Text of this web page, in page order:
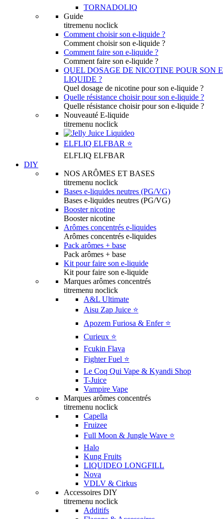
TORNADOLIQ
Guide
titremenu noclick
Comment choisir son e-liquide ?
Comment choisir son e-liquide ?
Comment faire son e-liquide ?
Comment faire son e-liquide ?
QUEL DOSAGE DE NICOTINE POUR SON
LIQUIDE ?
Quel dosage de nicotine pour son e-liquide ?
Quelle résistance choisir pour son e-liquide ?
Quelle résistance choisir pour son e-liquide ?
Nouveauté E-liquide
titremenu noclick
ELFLIQ ELFBAR ⭐️
ELFLIQ ELFBAR
DIY
NOS ARÔMES ET BASES
titremenu noclick
Bases e-liquides neutres (PG/VG)
Bases e-liquides neutres (PG/VG)
Booster nicotine
Booster nicotine
Arômes concentrés e-liquides
Arômes concentrés e-liquides
Pack arômes + base
Pack arômes + base
Kit pour faire son e-liquide
Kit pour faire son e-liquide
Marques arômes concentrés
titremenu noclick
A&L Ultimate
Aisu Zap Juice ⭐️
Apozem Furiosa & Enfer ⭐️
Curieux ⭐️
Fcukin Flava
Fighter Fuel ⭐️
Le Coq Qui Vape & Kyandi Shop
T-Juice
Vampire Vape
Marques arômes concentrés
titremenu noclick
Capella
Fruizee
Full Moon & Jungle Wave ⭐️
Halo
Kung Fruits
LIQUIDEO LONGFILL
Nova
VDLV & Cirkus
Accessoires DIY
titremenu noclick
Additifs